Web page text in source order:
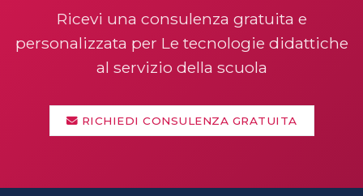
Ricevi una consulenza gratuita e
personalizzata per Le tecnologie didattiche
al servizio della scuola
RICHIEDI CONSULENZA GRATUITA